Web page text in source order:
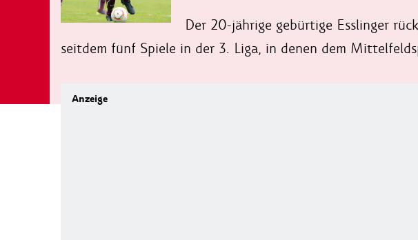
Der 20-jährige gebürtige Esslinger
seitdem fünf Spiele in der 3. Liga, in denen dem